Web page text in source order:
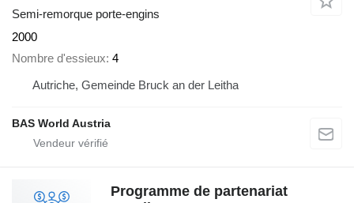
Semi-remorque porte-engins
2000
Nombre d'essieux 4
Autriche, Gemeinde Bruck an der Leitha
BAS World Austria
Programme de partenariat